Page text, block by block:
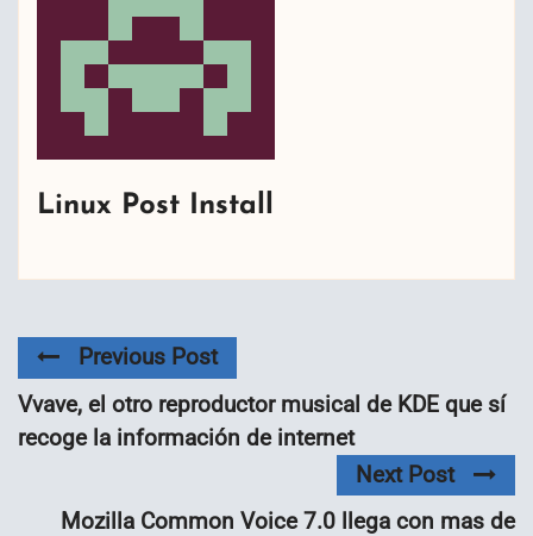
Linux Post Install
Previous Post
Vvave, el otro reproductor musical de KDE que sí
recoge la información de internet
Next Post
Mozilla Common Voice 7.0 llega con mas de